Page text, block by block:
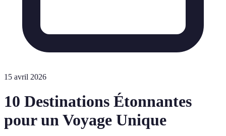
15 avril 2026
10 Destinations Étonnantes
pour un Voyage Unique